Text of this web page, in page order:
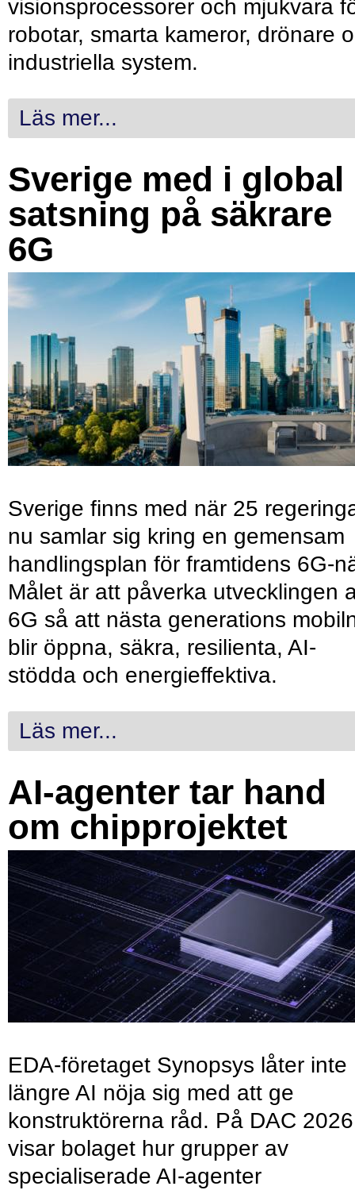
visionsprocessorer och mjukvara
robotar, smarta kameror, drönare
industriella system.
Läs mer...
Sverige med i global
satsning på säkrare
6G
Sverige finns med när 25
nu samlar sig kring en gemensam
handlingsplan för framtidens 6G-
Målet är att påverka utvecklingen
6G så att nästa generations
blir öppna, säkra, resilienta, AI-
stödda och energieffektiva.
Läs mer...
AI-agenter tar hand
om chipprojektet
EDA-företaget Synopsys låter inte
längre AI nöja sig med att ge
konstruktörerna råd. På DAC 2026
visar bolaget hur grupper av
specialiserade AI-agenter